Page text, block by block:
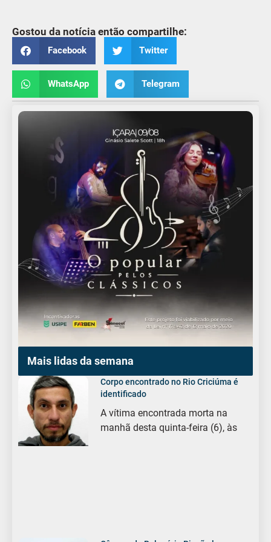
Gostou da notícia então compartilhe:
Facebook Twitter
WhatsApp Telegram
Mais lidas da semana
Corpo encontrado no Rio Criciúma é
identificado
A vítima encontrada morta na
manhã desta quinta-feira (6), às